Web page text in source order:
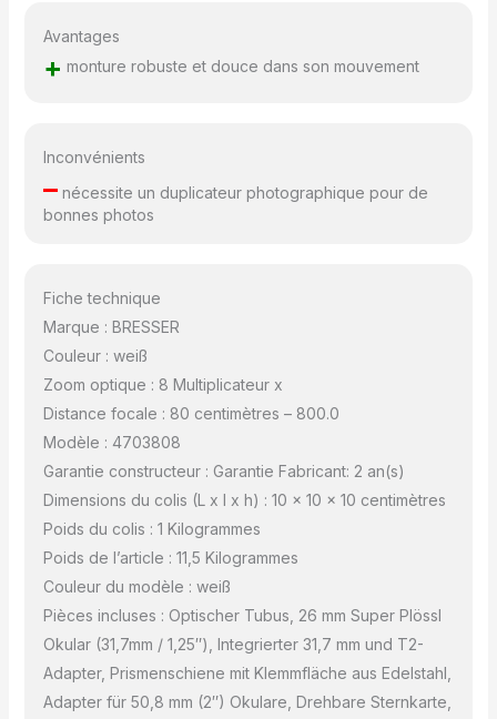
Avantages
+ monture robuste et douce dans son mouvement
Inconvénients
– nécessite un duplicateur photographique pour de
bonnes photos
Fiche technique
Marque : BRESSER
Couleur : weiß
Zoom optique : 8 Multiplicateur x
Distance focale : 80 centimètres – 800.0
Modèle : 4703808
Garantie constructeur : Garantie Fabricant: 2 an(s)
Dimensions du colis (L x l x h) : 10 x 10 x 10 centimètres
Poids du colis : 1 Kilogrammes
Poids de l’article : 11,5 Kilogrammes
Couleur du modèle : weiß
Pièces incluses : Optischer Tubus, 26 mm Super Plössl
Okular (31,7mm / 1,25″), Integrierter 31,7 mm und T2-
Adapter, Prismenschiene mit Klemmfläche aus Edelstahl,
Adapter für 50,8 mm (2″) Okulare, Drehbare Sternkarte,